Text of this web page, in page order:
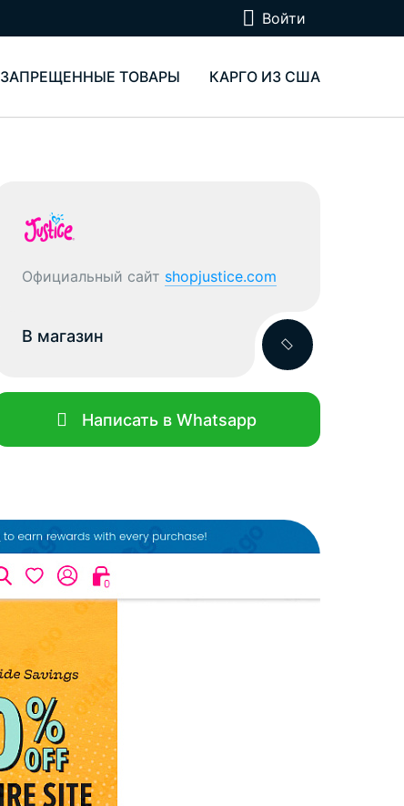
Войти
ЗАПРЕЩЕННЫЕ ТОВАРЫ КАРГО ИЗ США
Официальный сайт shopjustice.com
В магазин
Написать в Whatsapp